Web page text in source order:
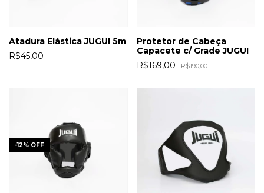
Atadura Elástica JUGUI 5m
R$45,00
Protetor de Cabeça
Capacete c/ Grade JUGUI
R$169,00
R$190,00
-12% OFF